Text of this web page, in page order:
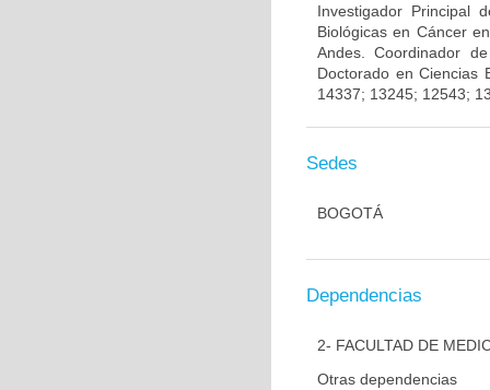
Investigador Principal
Biológicas en Cáncer
Andes. Coordinador
Doctorado en Ciencias
14337; 13245; 12543;
Sedes
BOGOTÁ
Dependencias
2- FACULTAD DE
Otras dependencias